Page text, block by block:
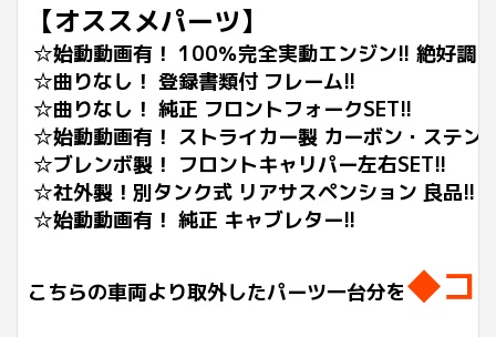
【オススメパーツ】
☆始動動画有！ 100％完全実動エンジン!! 絶好調!!
☆曲りなし！ 登録書類付 フレーム!!
☆曲りなし！ 純正 フロントフォークSET!!
☆始動動画有！ ストライカー製 カーボン・ステン
☆ブレンボ製！ フロントキャリパー左右SET!!
☆社外製！別タンク式 リアサスペンション 良品!!
☆始動動画有！ 純正 キャブレター!!
こちらの車両より取外したパーツ一台分を◆コ